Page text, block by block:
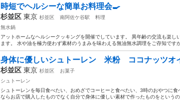
時短でヘルシーな簡単お料理会🍳
杉並区 東京 杉並区 南阿佐ケ谷駅
料理
無水鍋
アットホームなヘルシークッキングを開催でしています。 異年齢の交流も楽し
ます。 水や油を極力使わず素材のうまみを味わえる無油無水調理をご存知です
身体に優しいシュトーレン 米粉 ココナッツオ
杉並区 東京 杉並区
お菓子
シュトーレン
シュトーレンを毎日食べたい、おめざでコーヒーと食べたい、3時のおやつに
ならお店で購入したものでなく自分で身体に優しい素材で作ったものをという